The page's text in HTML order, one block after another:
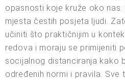
opasnosti koje kruže oko
mjesta čestih posjeta ljudi.
učiniti što praktičnijim u
redova i moraju se primijeniti
socijalnog distanciranja kako
određenih normi i pravila. Sve